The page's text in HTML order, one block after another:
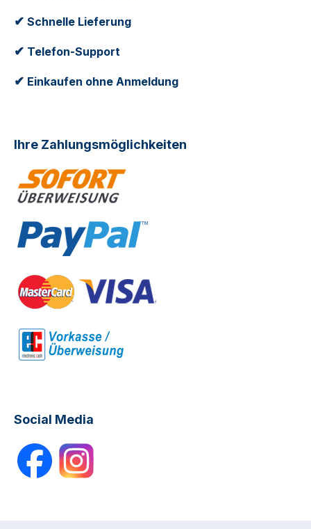
✔ Schnelle Lieferung
✔ Telefon-Support
✔ Einkaufen ohne Anmeldung
Ihre Zahlungsmöglichkeiten
Social Media